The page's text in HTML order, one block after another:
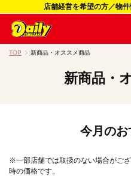
店舗経営を希望の方／物
TOP 新商品・オススメ商品
新商品・
今月の
※一部店舗では取扱のない場合がご
時の価格です。